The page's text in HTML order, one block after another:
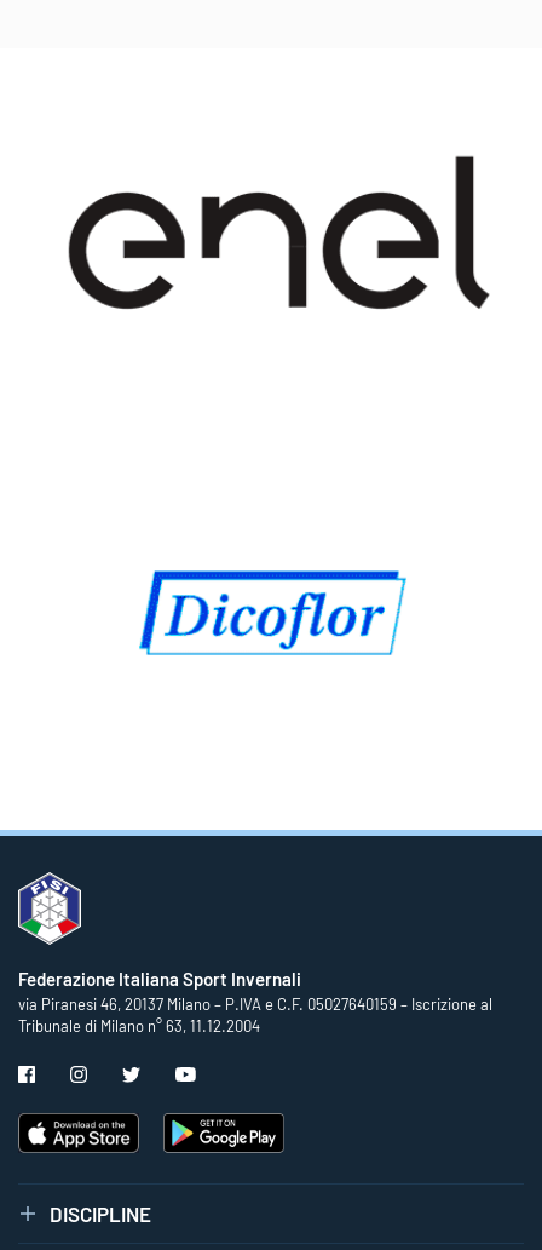
Federazione Italiana Sport Invernali
via Piranesi 46, 20137 Milano – P.IVA e C.F. 05027640159 – Iscrizione al
Tribunale di Milano n° 63, 11.12.2004
DISCIPLINE